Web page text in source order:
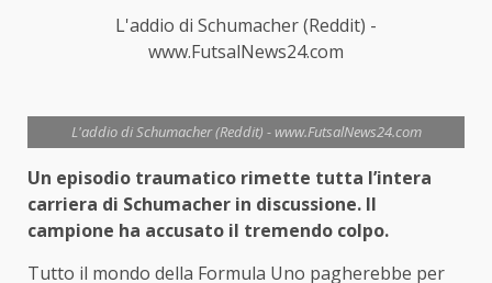
L'addio di Schumacher (Reddit) -
www.FutsalNews24.com
L'addio di Schumacher (Reddit) - www.FutsalNews24.com
Un episodio traumatico rimette tutta l’intera
carriera di Schumacher in discussione. Il
campione ha accusato il tremendo colpo.
Tutto il mondo della Formula Uno pagherebbe per